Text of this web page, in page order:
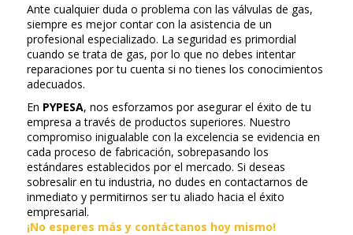
Ante cualquier duda o problema con las válvulas de gas,
siempre es mejor contar con la asistencia de un
profesional especializado. La seguridad es primordial
cuando se trata de gas, por lo que no debes intentar
reparaciones por tu cuenta si no tienes los conocimientos
adecuados.
En PYPESA, nos esforzamos por asegurar el éxito de tu
empresa a través de productos superiores. Nuestro
compromiso inigualable con la excelencia se evidencia en
cada proceso de fabricación, sobrepasando los
estándares establecidos por el mercado. Si deseas
sobresalir en tu industria, no dudes en contactarnos de
inmediato y permitirnos ser tu aliado hacia el éxito
empresarial.
¡No esperes más y contáctanos hoy mismo!